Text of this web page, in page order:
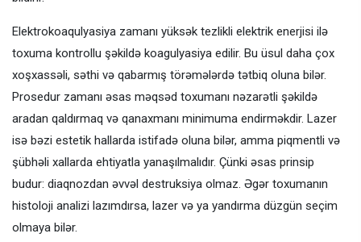
Elektrokoaqulyasiya zamanı yüksək tezlikli elektrik enerjisi ilə
toxuma kontrollu şəkildə koagulyasiya edilir. Bu üsul daha çox
xoşxassəli, səthi və qabarmış törəmələrdə tətbiq oluna bilər.
Prosedur zamanı əsas məqsəd toxumanı nəzarətli şəkildə
aradan qaldırmaq və qanaxmanı minimuma endirməkdir. Lazer
isə bəzi estetik hallarda istifadə oluna bilər, amma piqmentli və
şübhəli xallarda ehtiyatla yanaşılmalıdır. Çünki əsas prinsip
budur: diaqnozdan əvvəl destruksiya olmaz. Əgər toxumanın
histoloji analizi lazımdırsa, lazer və ya yandırma düzgün seçim
olmaya bilər.